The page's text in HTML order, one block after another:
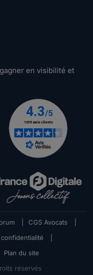
en visibilité et
CGS Avocats
Plan du site
réservés